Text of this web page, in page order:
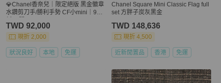
💎Chanel香奈兒｜限定絕版 黑金徽章
水鑽剪刀手/勝利手勢 CF小mini｜98
TWD 92,000
現折 2,000
狀況良好 本地 免運
Chanel Square Mini Classic Flag full
set 方胖子炭灰黑金
TWD 148,636
現折 4,500
近新閒置品 香港 免運